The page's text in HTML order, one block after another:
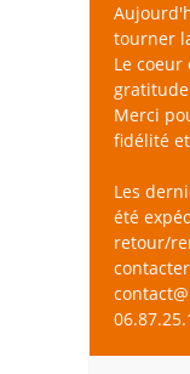
tourner
Le
Merci
fidélité
Les
été
retour/